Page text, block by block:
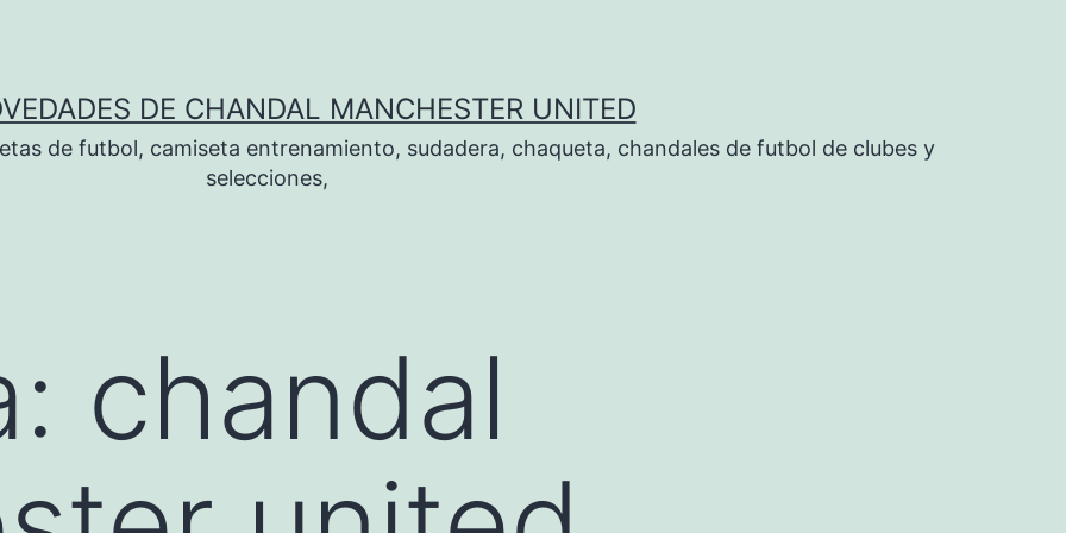
DE CHANDAL MANCHESTER UNITED
de futbol, camiseta entrenamiento, sudadera, chaqueta, chandales de futbol de clubes y
selecciones,
chandal